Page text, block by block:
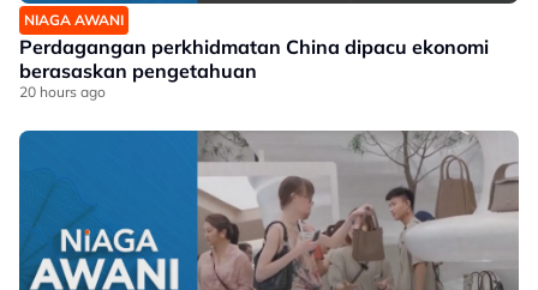
NIAGA AWANI
Perdagangan perkhidmatan China dipacu ekonomi
berasaskan pengetahuan
20 hours ago